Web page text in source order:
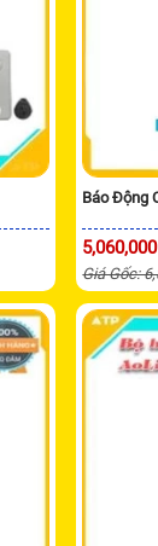
Báo Động
Giá Gốc: